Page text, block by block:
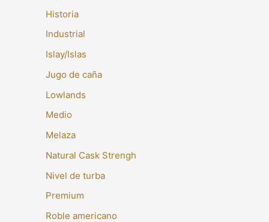
Historia
Industrial
Islay/Islas
Jugo de caña
Lowlands
Medio
Melaza
Natural Cask Strengh
Nivel de turba
Premium
Roble americano